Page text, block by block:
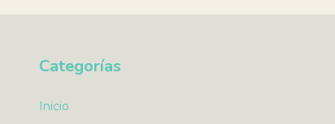
Categorías
Inicio